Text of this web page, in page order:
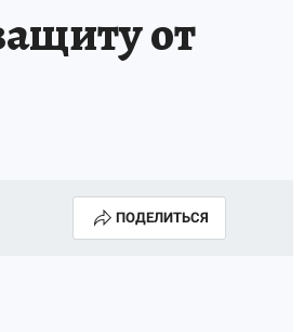
от
ПОДЕЛИТЬСЯ